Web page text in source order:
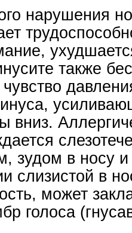
нарушения
также
вниз.
зудом в носу и
слизистой в
может
голоса